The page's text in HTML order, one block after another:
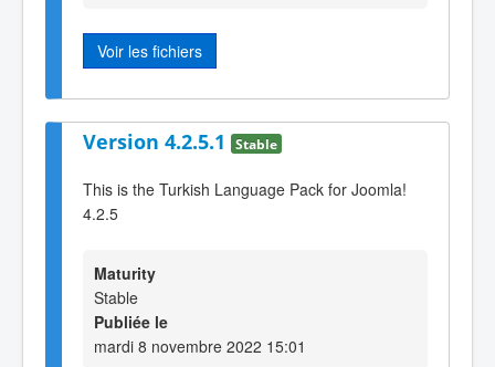
Voir les fichiers
Version 4.2.5.1 Stable
This is the Turkish Language Pack for Joomla!
4.2.5
Maturity
Stable
Publiée le
mardi 8 novembre 2022 15:01